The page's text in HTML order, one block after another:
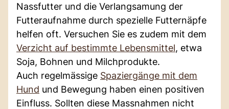
Nassfutter und die Verlangsamung der
Futteraufnahme durch spezielle Futternäpfe
helfen oft. Versuchen Sie es zudem mit dem
Verzicht auf bestimmte Lebensmittel, etwa
Soja, Bohnen und Milchprodukte.
Auch regelmässige Spaziergänge mit dem
Hund und Bewegung haben einen positiven
Einfluss. Sollten diese Massnahmen nicht